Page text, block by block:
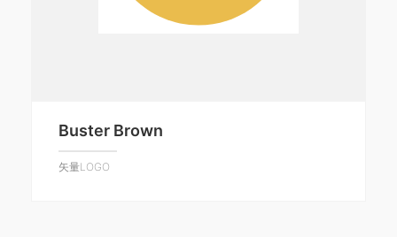
Buster Brown
矢量LOGO